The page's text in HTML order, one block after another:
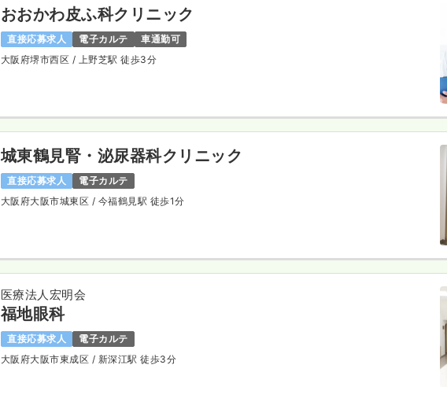
おおかわ皮ふ科クリニック
直接応募求人 電子カルテ
車通勤可
大阪府堺市西区 / 上野芝駅 徒歩3分
城東鶴見腎・泌尿器科クリニック
直接応募求人
電子カルテ
大阪府大阪市城東区 / 今福鶴見駅 徒歩1分
医療法人宏明会
福地眼科
直接応募求人
電子カルテ
大阪府大阪市東成区 / 新深江駅 徒歩3分